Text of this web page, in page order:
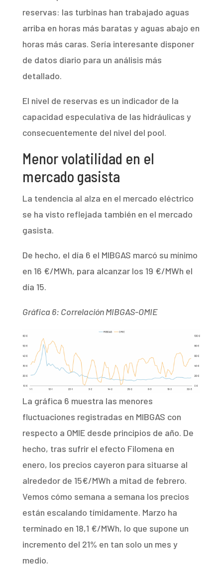
reservas: las turbinas han trabajado aguas
arriba en horas más baratas y aguas abajo en
horas más caras. Sería interesante disponer
de datos diario para un análisis más
detallado.
El nivel de reservas es un indicador de la
capacidad especulativa de las hidráulicas y
consecuentemente del nivel del pool.
Menor volatilidad en el
mercado gasista
La tendencia al alza en el mercado eléctrico
se ha visto reflejada también en el mercado
gasista.
De hecho, el día 6 el MIBGAS marcó su mínimo
en 16 €/MWh, para alcanzar los 19 €/MWh el
día 15.
Gráfica 6: Correlación MIBGAS-OMIE
La gráfica 6 muestra las menores
fluctuaciones registradas en MIBGAS con
respecto a OMIE desde principios de año. De
hecho, tras sufrir el efecto Filomena en
enero, los precios cayeron para situarse al
alrededor de 15€/MWh a mitad de febrero.
Vemos cómo semana a semana los precios
están escalando tímidamente. Marzo ha
terminado en 18,1 €/MWh, lo que supone un
incremento del 21% en tan solo un mes y
medio.